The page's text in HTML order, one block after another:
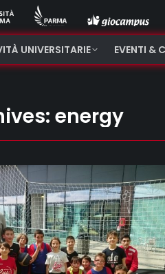
UNIVERSITARIE EVENTI &
energy